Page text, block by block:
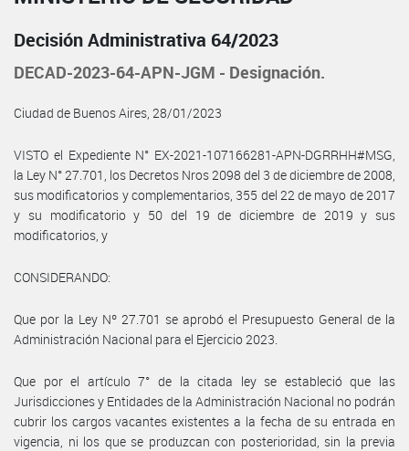
Decisión Administrativa 64/2023
DECAD-2023-64-APN-JGM - Designación.
Ciudad de Buenos Aires, 28/01/2023
VISTO el Expediente N° EX-2021-107166281-APN-DGRRHH#MSG,
la Ley N° 27.701, los Decretos Nros 2098 del 3 de diciembre de 2008,
sus modificatorios y complementarios, 355 del 22 de mayo de 2017
y su modificatorio y 50 del 19 de diciembre de 2019 y sus
modificatorios, y
CONSIDERANDO:
Que por la Ley Nº 27.701 se aprobó el Presupuesto General de la
Administración Nacional para el Ejercicio 2023.
Que por el artículo 7° de la citada ley se estableció que las
Jurisdicciones y Entidades de la Administración Nacional no podrán
cubrir los cargos vacantes existentes a la fecha de su entrada en
vigencia, ni los que se produzcan con posterioridad, sin la previa